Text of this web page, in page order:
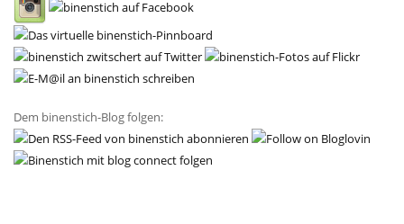
Dem binenstich-Blog folgen: